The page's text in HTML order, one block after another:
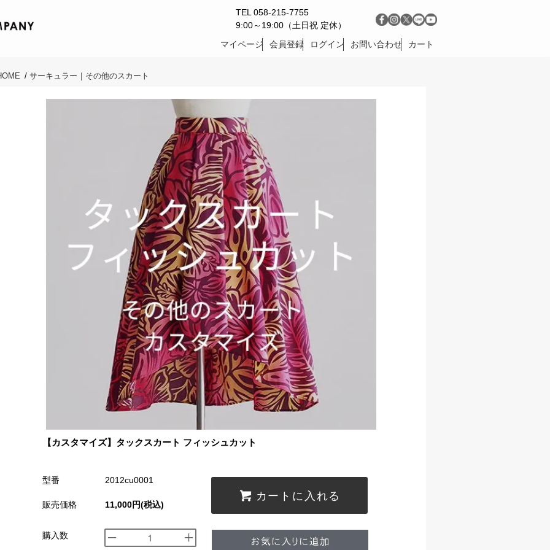
TEL 058-215-7755
9:00～19:00（土日祝 定休）
マイページ
会員登録 ログイン お問い合わせ カート
/ サーキュラー｜その他のスカート
【カスタマイズ】タックスカート フィッシュカット
型番 2012cu0001
販売価格 11,000円(税込)
購入数
カートに入れる